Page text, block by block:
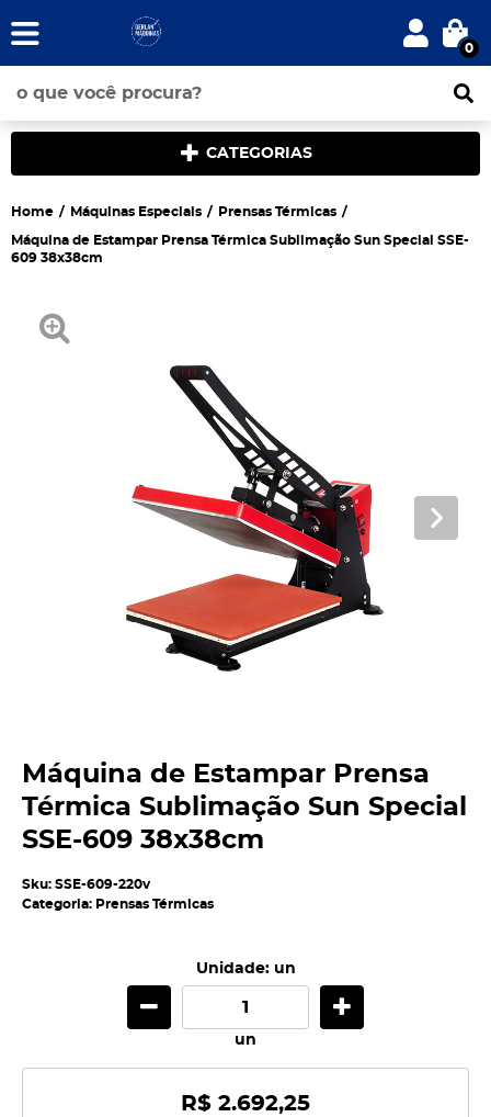
0
CATEGORIAS
Home Máquinas Especiais Prensas Térmicas
Máquina de Estampar Prensa Térmica Sublimação Sun Special SSE-
609 38x38cm
Máquina de Estampar Prensa
Térmica Sublimação Sun Special
SSE-609 38x38cm
Sku: SSE-609-220v
Categoria: Prensas Térmicas
Unidade: un
un
R$ 2.692,25